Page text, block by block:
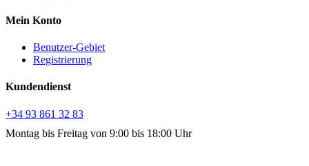
Mein Konto
Benutzer-Gebiet
Registrierung
Kundendienst
+34 93 861 32 83
Montag bis Freitag von 9:00 bis 18:00 Uhr